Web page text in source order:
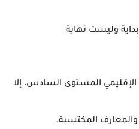
بداية وليست نهاية
الإقليمي المستوى السادس، إلا
والمعارف المكتسبة.